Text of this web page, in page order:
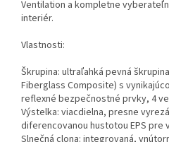
Ventilation a kompletne
interiér.
Vlastnosti:
Škrupina: ultraľahká pevná
Fiberglass Composite) s
reflexné bezpečnostné prvky, 4
Výstelka: viacdielna, presne
diferencovanou hustotou EPS pre
Slnečná clona: integrovaná,